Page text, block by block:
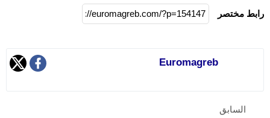
رابط مختصر
Euromagreb
السابق